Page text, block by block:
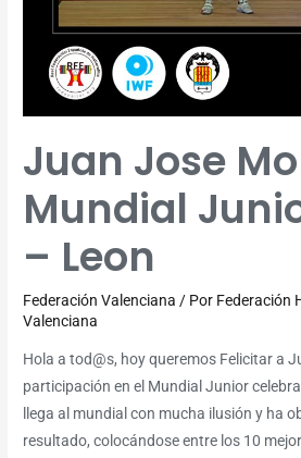
Juan Jose
Mundial
– Leon
Federación Valenciana / Por Federación
Valenciana
Hola a tod@s, hoy queremos Felicitar a
participación en el Mundial Junior
llega al mundial con mucha ilusión y ha
resultado, colocándose entre los 10